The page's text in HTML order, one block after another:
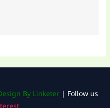
By Linketer | Follow us